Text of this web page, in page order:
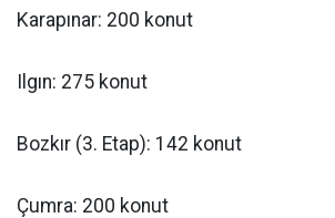
Karapınar: 200 konut
Ilgın: 275 konut
Bozkır (3. Etap): 142 konut
Çumra: 200 konut